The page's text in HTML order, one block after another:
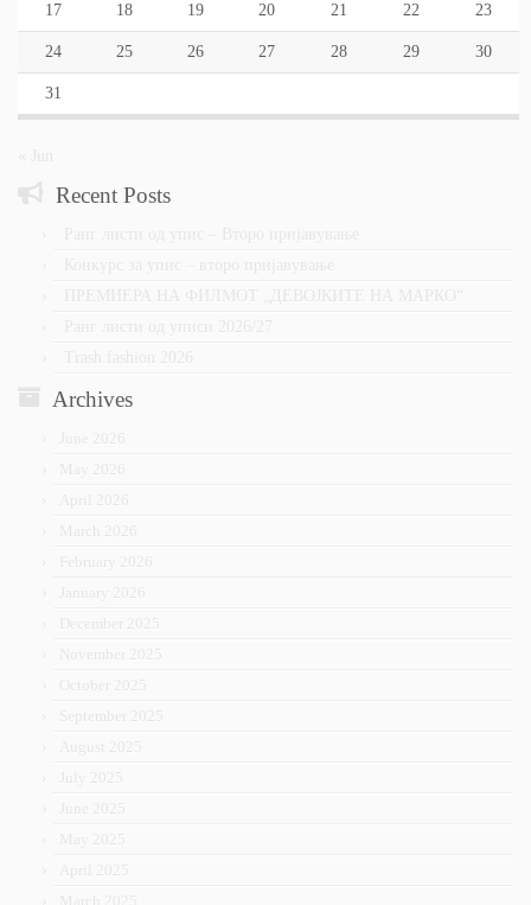
17 18 19 20 21 22 23
24 25 26 27 28 29 30
31
Recent Posts
Конкурс за упис – второ пријавување
ПРЕМИЕРА НА ФИЛМОТ „ДЕВОЈКИТЕ НА МАРКО“
Ранг листи од уписи 2026/27
Trash fashion 2026
Archives
June 2026
May 2026
April 2026
March 2026
February 2026
January 2026
December 2025
November 2025
October 2025
September 2025
August 2025
July 2025
June 2025
May 2025
April 2025
March 2025